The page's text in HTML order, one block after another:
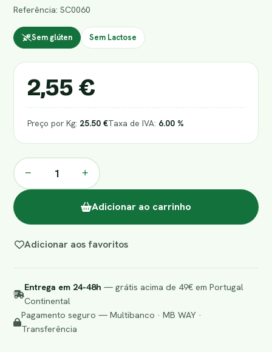
Referência: SC0060
Sem glúten Sem Lactose
2,55 €
Preço por Kg: 25.50 €Taxa de IVA: 6.00 %
− +
Adicionar ao carrinho
Adicionar aos favoritos
Entrega em 24-48h — grátis acima de 49€ em Portugal
Continental
Pagamento seguro — Multibanco · MB WAY ·
Transferência